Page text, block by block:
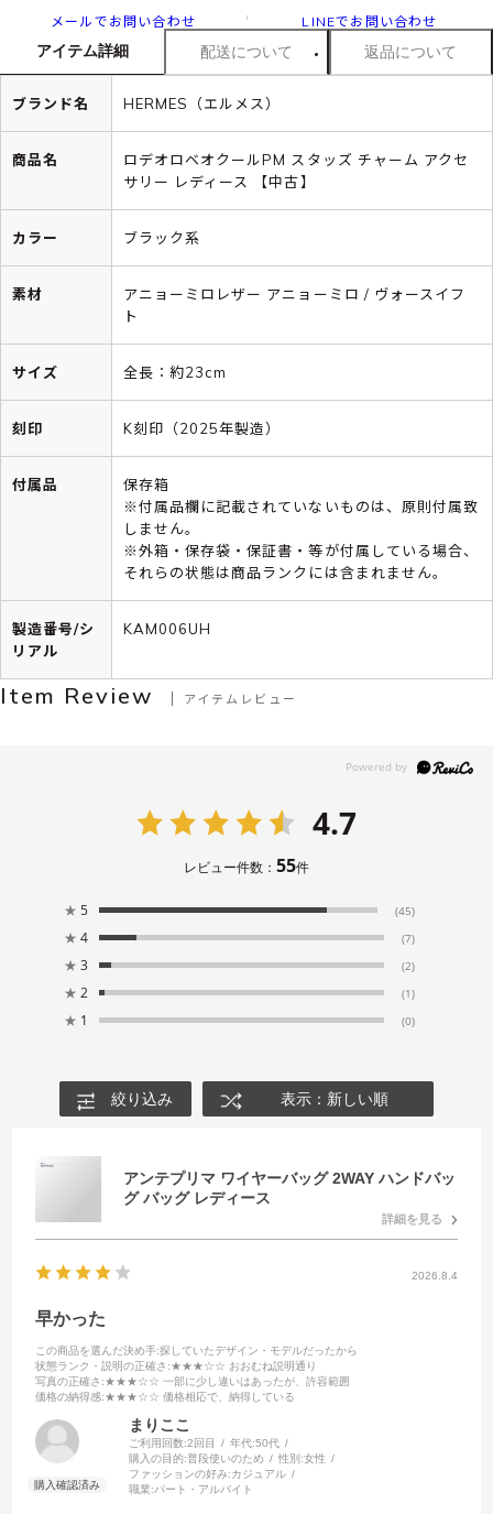
メールでお問い合わせ LINEでお問い合わせ
アイテム詳細 配送について 返品について
ブランド名 HERMES（エルメス）
商品名
ロデオロベオクールPM スタッズ チャーム アクセ
サリー レディース 【中古】
カラー ブラック系
素材
アニョーミロレザー アニョーミロ / ヴォースイフ
ト
サイズ 全長：約23cm
刻印 K刻印（2025年製造）
付属品
保存箱
※付属品欄に記載されていないものは、原則付属致
しません。
※外箱・保存袋・保証書・等が付属している場合、
それらの状態は商品ランクには含まれません。
製造番号/シ
リアル
KAM006UH
Item Review アイテムレビュー
4.7
レビュー件数： 55件
★ 5 (45)
★ 4 (7)
★ 3 (2)
★ 2 (1)
★ 1 (0)
絞り込み 表示：新しい順
アンテプリマ ワイヤーバッグ 2WAY ハンドバッ
グ バッグ レディース
詳細を見る
2026.8.4
早かった
この商品を選んだ決め手:探していたデザイン・モデルだったから
状態ランク・説明の正確さ :★★★☆☆ おおむね説明通り
写真の正確さ :★★★☆☆ 一部に少し違いはあったが、許容範囲
価格の納得感:★★★☆☆ 価格相応で、納得している
まりここ
ご利用回数:2回目 年代:50代
購入の目的:普段使いのため 性別:女性
ファッションの好み:カジュアル
職業:パート・アルバイト